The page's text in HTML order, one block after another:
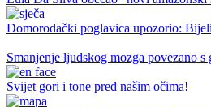
Domorodački poglavica upozorio:
Smanjenje ljudskog mozga povezano
Svijet gori i tone pred našim očima!